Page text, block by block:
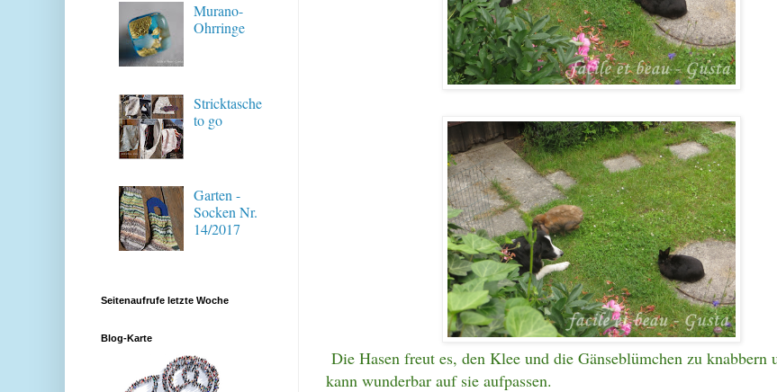
Die Hasen freut es, den Klee und die Gänseblümchen zu knabbern
kann wunderbar auf sie aufpassen.
Murano-
Ohrringe
Stricktasche
to go
Garten -
Socken Nr.
14/2017
Seitenaufrufe letzte Woche
Blog-Karte